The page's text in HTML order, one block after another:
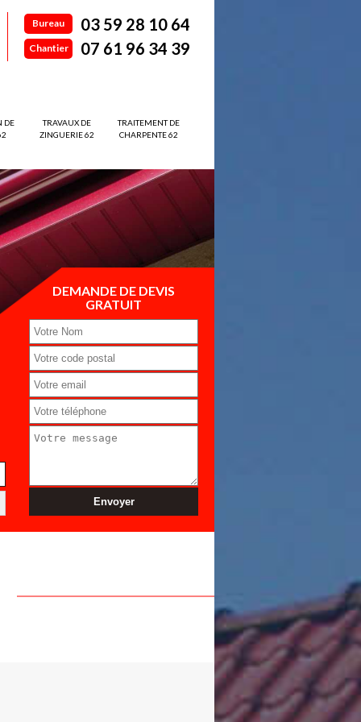
Bureau 03 59 28 10 64
Chantier 07 61 96 34 39
DE
TRAVAUX DE
ZINGUERIE 62
TRAITEMENT DE
CHARPENTE 62
DEMANDE DE DEVIS
GRATUIT